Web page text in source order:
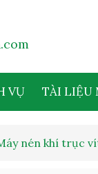
VỤ TÀI LIỆU
nén khí trục